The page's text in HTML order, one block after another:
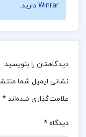
بر پیروی دقیق از
مشکلات ترجمه به
مراجعه کرده است.
کتاب عظیم تر از یک
Winrar دارید.
دیدگاهتان را بنویسید
نشانی ایمیل شما
علامت‌گذاری شده‌اند *
دیدگاه *